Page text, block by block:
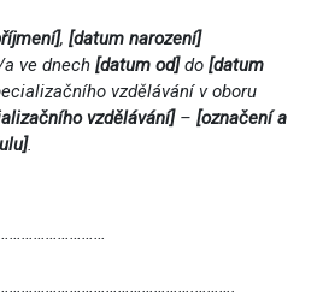
, [datum narození]
ve dnech [datum od]do [datum
vzdělávání v oboru
vzdělávání]– [označení a
.